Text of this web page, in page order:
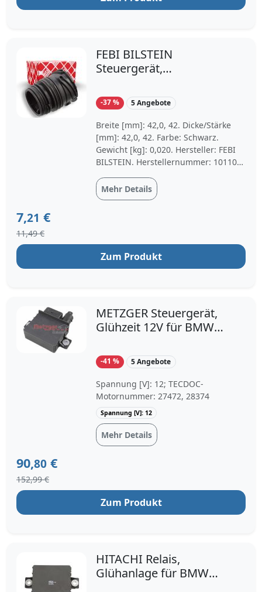
Zylinder ausgelegt. Dieses Produkt ist
Jetzt Steuergerät, Glühzeit BORG
WARNER (BERU) GSE108 bei
Motointegrator bestellen.
FEBI BILSTEIN
Steuergerät,
Plus Steckgehäuse,
Automatikgetriebe-
Steuereinheit schwarz
für ALPINA BMW
24111571235
24347588725 24
-37 % 5 Angebote
Breite [mm]: 42,0, 42. Dicke/Stärke
[mm]: 42,0, 42. Farbe: Schwarz.
Gewicht [kg]: 0,020. Hersteller: FEBI
BILSTEIN. Herstellernummer: 101108.
Material: Kunststoff. Menge: 1.
Mehr Details
7,21 €
11,49 €
Zum Produkt
METZGER Steuergerät,
Glühzeit 12V für BMW
12217801200 0884030
-41 % 5 Angebote
Spannung [V]: 12; TECDOC-
Motornummer: 27472, 28374
Spannung [V]: 12
Mehr Details
90,80 €
152,99 €
Zum Produkt
HITACHI Relais,
Glühanlage für BMW